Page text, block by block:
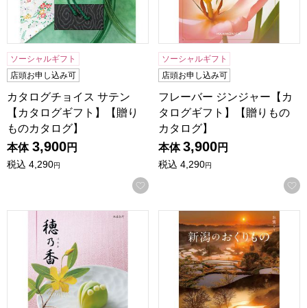
ソーシャルギフト
店頭お申し込み可
カタログチョイス サテン
【カタログギフト】【贈り
ものカタログ】
本体 3,900円
税込 4,290円
お気に入りに登録する
ソーシャルギフト
店頭お申し込み可
フレーバー ジンジャー【カ
タログギフト】【贈りもの
カタログ】
本体 3,900円
税込 4,290円
穂乃香 みはなだ【カタログギフト】【贈りものカタログ】
新潟のおくりもの 朱鷺(とき